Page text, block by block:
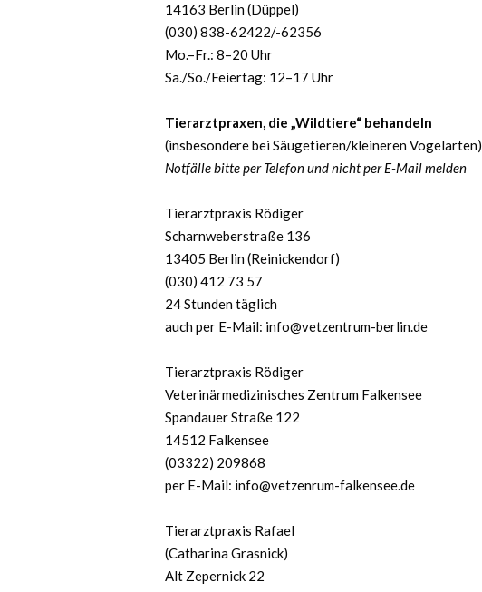
14163 Berlin (Düppel)
(030) 838-62422/-62356
Mo.–Fr.: 8–20 Uhr
Sa./So./Feiertag: 12–17 Uhr
Tierarztpraxen, die „Wildtiere“ behandeln
(insbesondere bei Säugetieren/kleineren Vogelarten)
Notfälle bitte per Telefon und nicht per E-Mail melden
Tierarztpraxis Rödiger
Scharnweberstraße 136
13405 Berlin (Reinickendorf)
(030) 412 73 57
24 Stunden täglich
auch per E-Mail: info@vetzentrum-berlin.de
Tierarztpraxis Rödiger
Veterinärmedizinisches Zentrum Falkensee
Spandauer Straße 122
14512 Falkensee
(03322) 209868
per E-Mail: info@vetzenrum-falkensee.de
Tierarztpraxis Rafael
(Catharina Grasnick)
Alt Zepernick 22